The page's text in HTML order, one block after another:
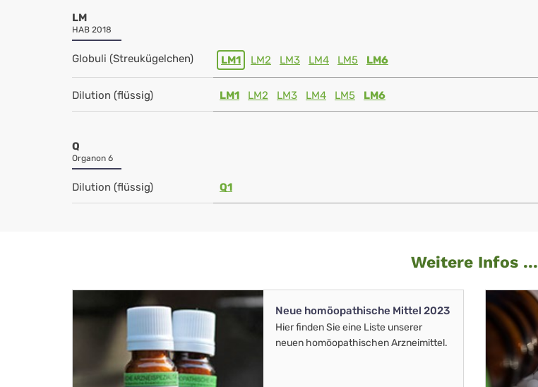
LM
HAB 2018
Globuli (Streukügelchen) LM1 LM2 LM3 LM4 LM5 LM6
Dilution (flüssig) LM1 LM2 LM3 LM4 LM5 LM6
Q
Organon 6
Dilution (flüssig) Q1
Weitere Infos ...
Neue homöopathische Mittel 2023
Hier finden Sie eine Liste unserer
neuen homöopathischen Arzneimittel.